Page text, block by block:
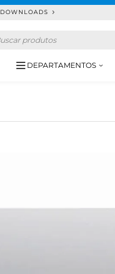
DOWNLOADS
DEPARTAMENTOS